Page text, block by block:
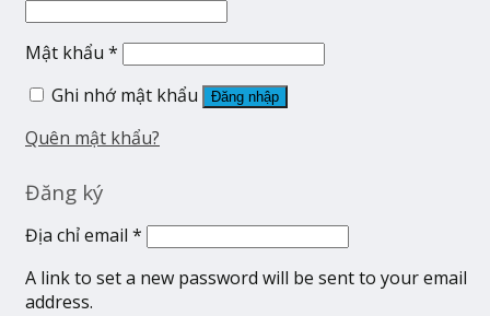
Mật khẩu *
Ghi nhớ mật khẩu
Đăng nhập
Quên mật khẩu?
Đăng ký
Địa chỉ email *
A link to set a new password will be sent to your email
address.